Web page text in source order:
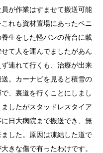
が作業はすませて搬送可能
れも資材置場にあったベニ
生をした軽バンの荷台に載
て人を運んでましたがあん
連れて行くも、治療が出来
。カーナビを見ると積雪の
、裏道を行くことにしまし
したがスタッドレスタイア
日大病院まで搬送でき、無
した。原因は凍結した道で
きな傷で有ったわけです。